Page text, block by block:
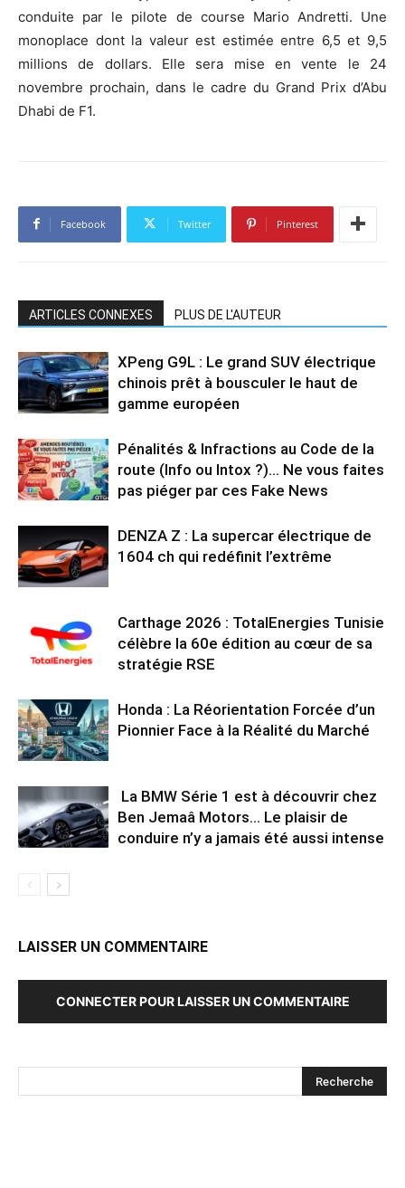
conduite par le pilote de course Mario Andretti. Une
monoplace dont la valeur est estimée entre 6,5 et 9,5
millions de dollars. Elle sera mise en vente le 24
novembre prochain, dans le cadre du Grand Prix d’Abu
Dhabi de F1.
Facebook Twitter Pinterest
ARTICLES CONNEXES PLUS DE L'AUTEUR
XPeng G9L : Le grand SUV électrique
chinois prêt à bousculer le haut de
gamme européen
Pénalités & Infractions au Code de la
route (Info ou Intox ?)… Ne vous faites
pas piéger par ces Fake News
DENZA Z : La supercar électrique de
1604 ch qui redéfinit l’extrême
Carthage 2026 : TotalEnergies Tunisie
célèbre la 60e édition au cœur de sa
stratégie RSE
Honda : La Réorientation Forcée d’un
Pionnier Face à la Réalité du Marché
La BMW Série 1 est à découvrir chez
Ben Jemaâ Motors… Le plaisir de
conduire n’y a jamais été aussi intense
LAISSER UN COMMENTAIRE
CONNECTER POUR LAISSER UN COMMENTAIRE